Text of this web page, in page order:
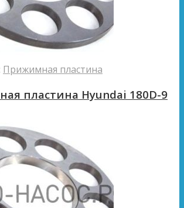
Прижимная пластина
пластина Hyundai 180D-9